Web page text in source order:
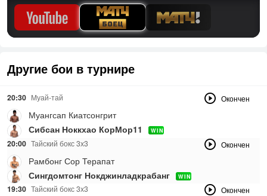
Другие бои в турнире
20:30 Муай-тай Окончен
Муангсап Киатсонгрит
Сибсан Ноккхао КорМор11
WIN
20:00 Тайский бокс 3х3 Окончен
Рамбонг Сор Терапат
Сингдомтонг Нокджинладкрабанг
WIN
19:30 Тайский бокс 3х3 Окончен